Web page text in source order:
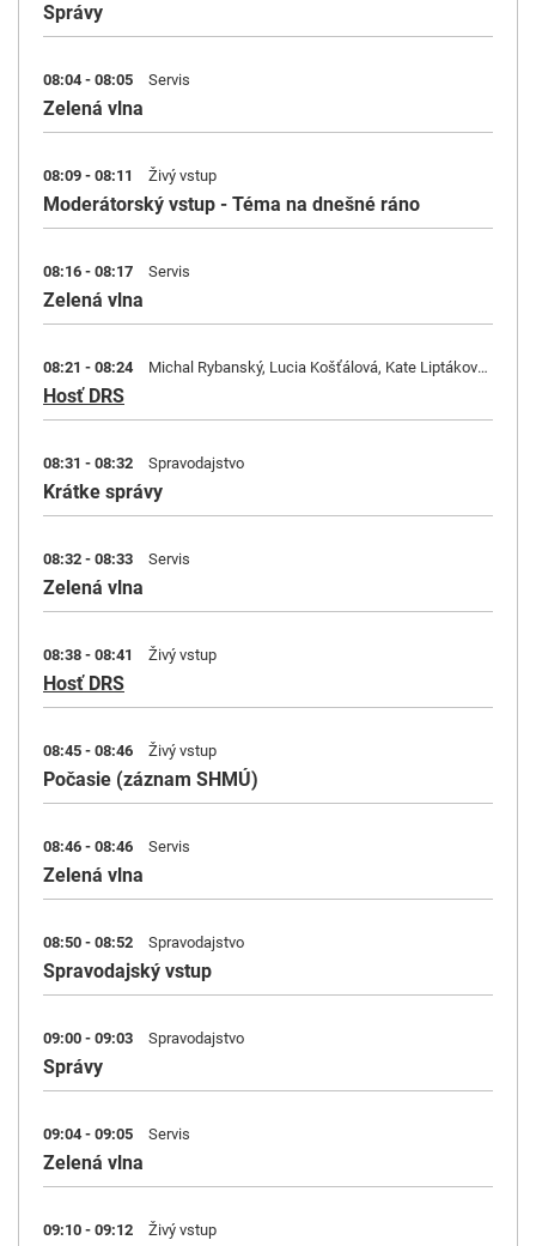
Správy
08:04 - 08:05 Servis
Zelená vlna
08:09 - 08:11 Živý vstup
Moderátorský vstup - Téma na dnešné ráno
08:16 - 08:17 Servis
Zelená vlna
08:21 - 08:24 Michal Rybanský, Lucia Košťálová, Kate Liptáková, Miloš Jesenský, Martin Homza
Hosť DRS
08:31 - 08:32 Spravodajstvo
Krátke správy
08:32 - 08:33 Servis
Zelená vlna
08:38 - 08:41 Živý vstup
Hosť DRS
08:45 - 08:46 Živý vstup
Počasie (záznam SHMÚ)
08:46 - 08:46 Servis
Zelená vlna
08:50 - 08:52 Spravodajstvo
Spravodajský vstup
09:00 - 09:03 Spravodajstvo
Správy
09:04 - 09:05 Servis
Zelená vlna
09:10 - 09:12 Živý vstup